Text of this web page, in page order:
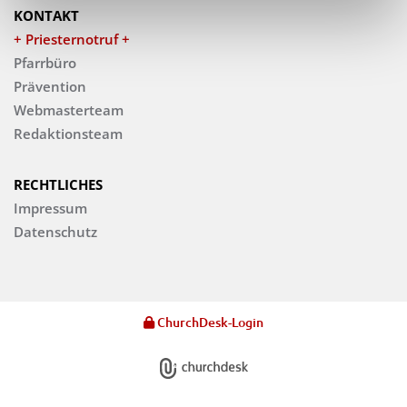
KONTAKT
+ Priesternotruf +
Pfarrbüro
Prävention
Webmasterteam
Redaktionsteam
RECHTLICHES
Impressum
Datenschutz
ChurchDesk-Login